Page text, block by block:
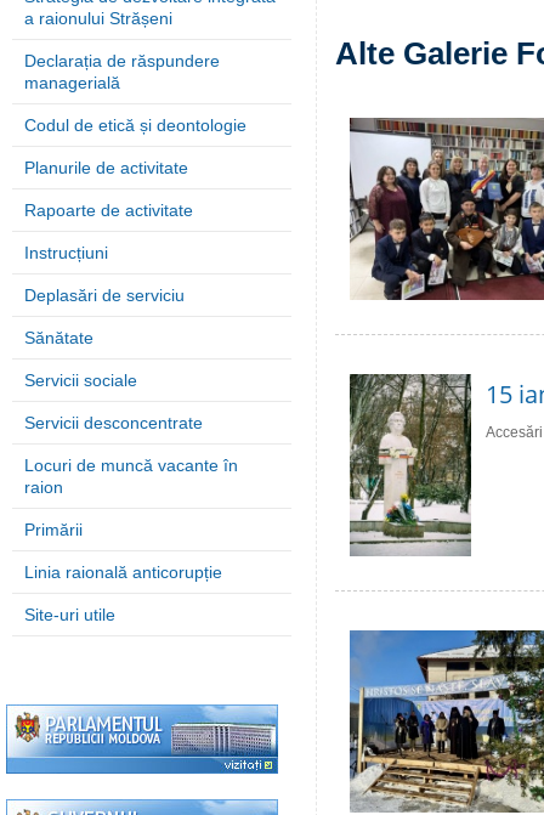
a raionului Strășeni
Declarația de răspundere
managerială
Codul de etică și deontologie
Planurile de activitate
Rapoarte de activitate
Instrucțiuni
Deplasări de serviciu
Sănătate
Servicii sociale
Servicii desconcentrate
Locuri de muncă vacante în
raion
Primării
Linia raională anticorupție
Site-uri utile
Alte Galerie
15